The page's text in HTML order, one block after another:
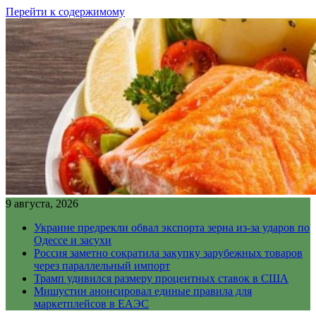
Перейти к содержимому
9 августа, 2026
Украине предрекли обвал экспорта зерна из-за ударов по
Одессе и засухи
Россия заметно сократила закупку зарубежных товаров
через параллельный импорт
Трамп удивился размеру процентных ставок в США
Мишустин анонсировал единые правила для
маркетплейсов в ЕАЭС